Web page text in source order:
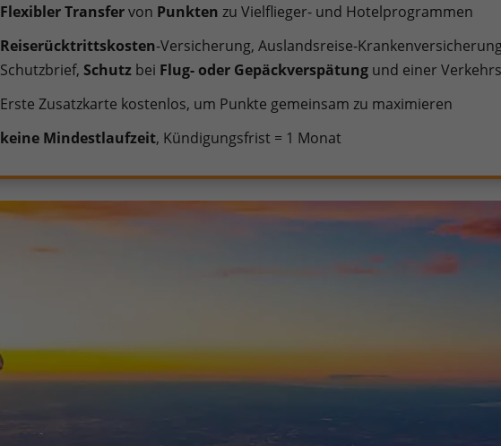
Flexibler Transfervon Punkten zu Vielflieger- und Hotelprogrammen
Reiserücktrittskosten-Versicherung, Auslandsreise-
Schutzbrief,Schutz bei Flug- oder Gepäckverspätung und einer
Erste Zusatzkarte kostenlos, um Punkte gemeinsam zu maximieren
keine Mindestlaufzeit, Kündigungsfrist = 1 Monat